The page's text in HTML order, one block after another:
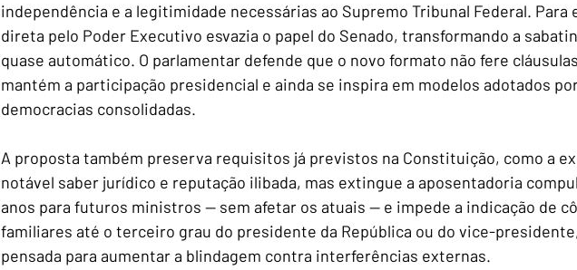
independência e a legitimidade necessárias ao Supremo Tribunal Federal. Para
direta pelo Poder Executivo esvazia o papel do Senado, transformando a
quase automático. O parlamentar defende que o novo formato não fere
mantém a participação presidencial e ainda se inspira em modelos adotados
democracias consolidadas.
A proposta também preserva requisitos já previstos na Constituição, como a
notável saber jurídico e reputação ilibada, mas extingue a aposentadoria
anos para futuros ministros — sem afetar os atuais — e impede a indicação de
familiares até o terceiro grau do presidente da República ou do vice-
pensada para aumentar a blindagem contra interferências externas.